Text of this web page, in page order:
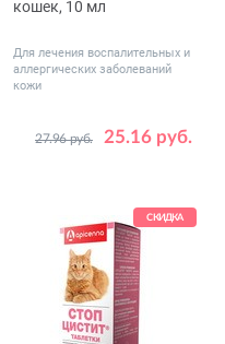
кошек, 10 мл
Для лечения воспалительных и
аллергических заболеваний
кожи
25.16 руб.
27.96 руб.
СКИДКА